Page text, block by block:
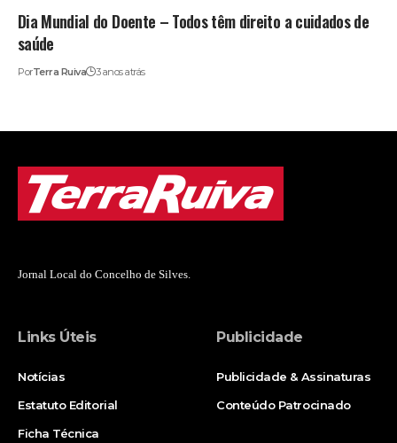
Dia Mundial do Doente – Todos têm direito a cuidados de
saúde
PorTerra Ruiva 3 anos atrás
Jornal Local do Concelho de Silves.
Links Úteis
Notícias
Estatuto Editorial
Ficha Técnica
Publicidade
Publicidade & Assinaturas
Conteúdo Patrocinado